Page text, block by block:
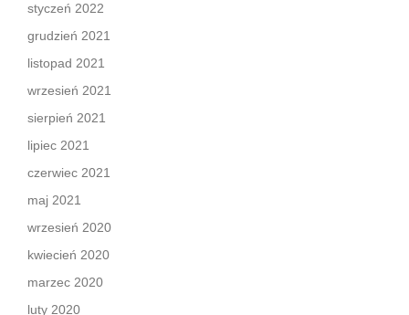
styczeń 2022
grudzień 2021
listopad 2021
wrzesień 2021
sierpień 2021
lipiec 2021
czerwiec 2021
maj 2021
wrzesień 2020
kwiecień 2020
marzec 2020
luty 2020